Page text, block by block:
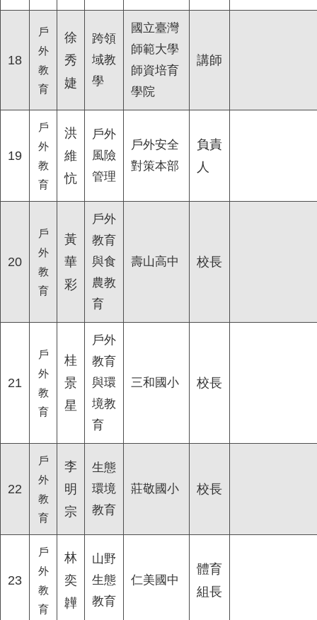
18
戶
外
教
育
徐
秀
婕
跨領
域教
學
國立臺灣
師範大學
師資培育
學院
講師
19
戶
外
教
育
洪
維
忼
戶外
風險
管理
戶外安全
對策本部
負責
人
20
戶
外
教
育
黃
華
彩
戶外
教育
與食
農教
育
壽山高中 校長
21
戶
外
教
育
桂
景
星
戶外
教育
與環
境教
育
三和國小 校長
22
戶
外
教
育
李
明
宗
生態
環境
教育
莊敬國小 校長
23
戶
外
教
育
林
奕
韡
山野
生態
教育
仁美國中
體育
組長